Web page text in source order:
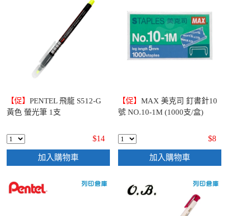
【促】PENTEL 飛龍 S512-G
黃色 螢光筆 1支
$14
加入購物車
【促】MAX 美克司 釘書針10
號 NO.10-1M (1000支/盒)
$8
加入購物車